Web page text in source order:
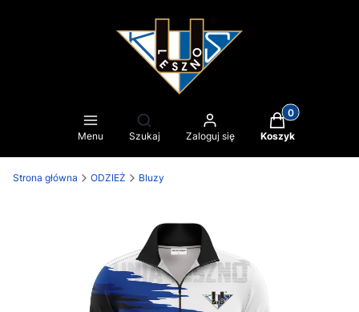
Menu
Otwórz wyszukiwarkę
Szukaj Zaloguj się
Produkty w
Koszyk
Strona główna ODZIEŻ Bluzy